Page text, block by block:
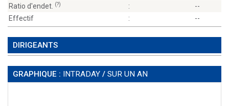
Ratio d'endet. (?) :
--
Effectif
: --
DIRIGEANTS
GRAPHIQUE : INTRADAY / SUR UN AN